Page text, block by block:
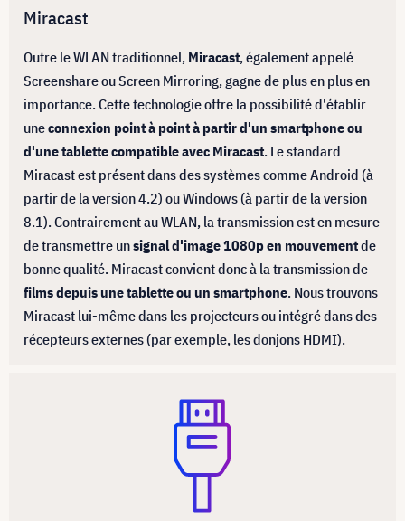
Miracast
Outre le WLAN traditionnel, Miracast, également appelé
Screenshare ou Screen Mirroring, gagne de plus en plus en
importance. Cette technologie offre la possibilité d'établir
uneconnexion point à point à partir d'un smartphone ou
d'une tablette compatible avec Miracast. Le standard
Miracast est présent dans des systèmes comme Android (à
partir de la version 4.2) ou Windows (à partir de la version
8.1). Contrairement au WLAN, la transmission est en mesure
de transmettre unsignal d'image 1080p en mouvementde
bonne qualité. Miracast convient donc à la transmission de
films depuis une tablette ou un smartphone. Nous trouvons
Miracast lui-même dans les projecteurs ou intégré dans des
récepteurs externes (par exemple, les donjons HDMI).